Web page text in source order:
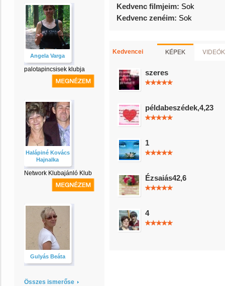
Angela Varga
palotapincsisek klubja
Halápiné Kovács
Hajnalka
Network Klubajánló Klub
Gulyás Beáta
Összes ismerőse
Kedvenc filmjeim: Sok
Kedvenc zenéim: Sok
Kedvencei KÉPEK VIDEÓK
szeres
példabeszédek,4,23
1
Ézsaiás42,6
4